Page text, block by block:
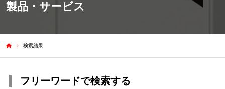
製品・サービス
検索結果
フリーワードで検索する